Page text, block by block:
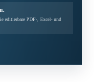
editierbare PDF-, Excel- und